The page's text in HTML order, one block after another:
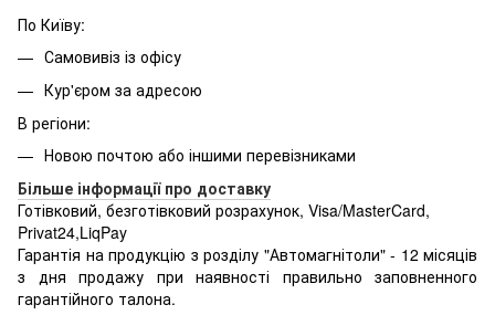
По Київу:
Самовивіз із офісу
Кур'єром за адресою
В регіони:
Новою почтою або іншими перевізниками
Більше інформації про доставку
Готівковий, безготівковий розрахунок, Visa/MasterCard,
Privat24,LiqPay
Гарантія на продукцію з розділу "Автомагнітоли" - 12 місяців
з дня продажу при наявності правильно заповненного
гарантійного талона.